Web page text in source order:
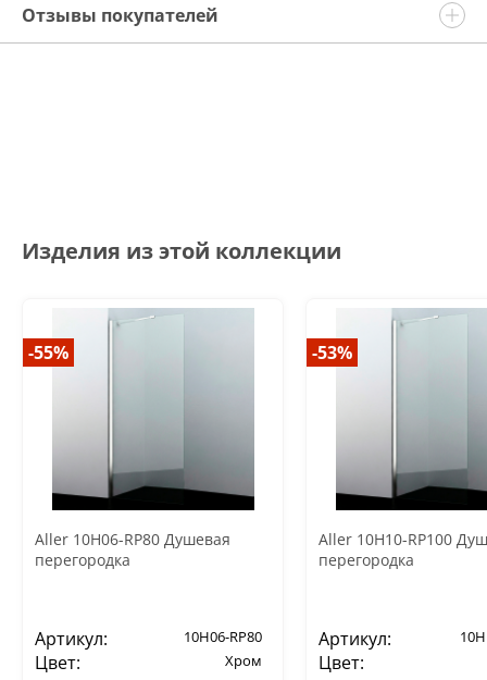
Отзывы покупателей
Изделия из этой коллекции
-55%
Aller 10H06-RP80 Душевая
перегородка
Артикул: 10H06-RP80
Цвет: Хром
-53%
Aller 10H10-RP100
перегородка
Артикул:
Цвет: